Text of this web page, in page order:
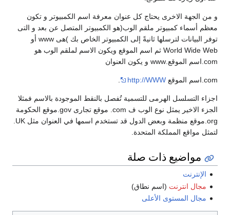
و من الجهة الاخرى يحتاج كل عنوان معرفة اسم الكمبيوتر و تكون
معظم أسماء كمبيوتر ملقم الوب(هو الكمبيوتر المتصل عن بعد و التى
توفر البيانات لترسلها ثانيةً إلى الكمبيوتر الخاص بك )هى www أو
World Wide Web ثم اسم الموقع ويكون الاسم لملقم الوب هو
com.اسم الموقع.www و يكون العنوان
com.اسم الموقع http://WWW
اجزاء التسلسل الهرمى للتسمية تُفصل بالنقط الموجودة بالاسم فمثلا
الجزء الاخير يمثل نوع الوب ف com. موقع تجارى gov.موقع الحكومة
لتمثل مواقع المملكة المتحدة.
مواضيع ذات صلة
الإنترنت
مجال انترنت (اسم نطاق)
مجال المستوى الأعلى